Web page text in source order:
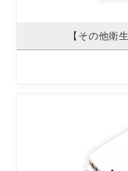
【その他衛